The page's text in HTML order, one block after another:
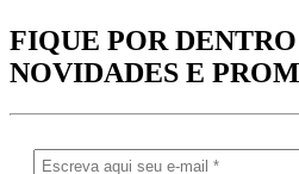
FIQUE POR
NOVIDADES E